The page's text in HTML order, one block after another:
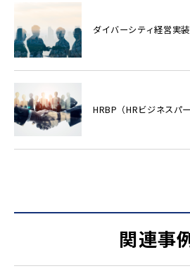
ダイバーシティ経営実
HRBP（HRビジネスパ
関連事